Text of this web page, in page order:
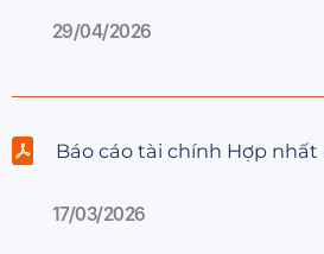
29/04/2026
Báo cáo tài chính Hợp nhất
17/03/2026